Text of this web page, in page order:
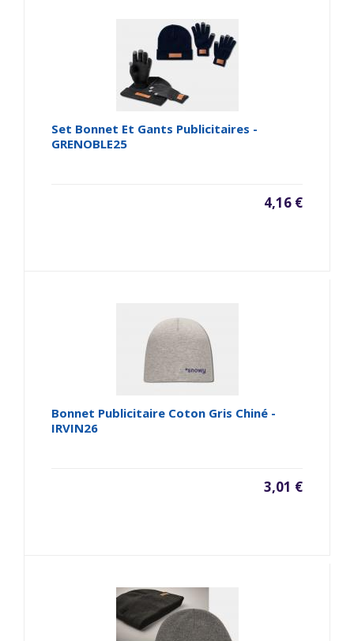
Set Bonnet Et Gants Publicitaires -
GRENOBLE25
4,16 €
Bonnet Publicitaire Coton Gris Chiné -
IRVIN26
3,01 €